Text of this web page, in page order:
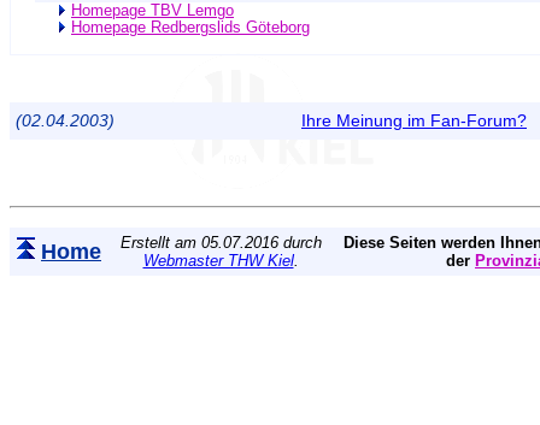
Homepage TBV Lemgo
Homepage Redbergslids Göteborg
(02.04.2003) Ihre Meinung im Fan-Forum?
Home
Erstellt am 05.07.2016 durch
Webmaster THW Kiel.
Diese Seiten werden
der